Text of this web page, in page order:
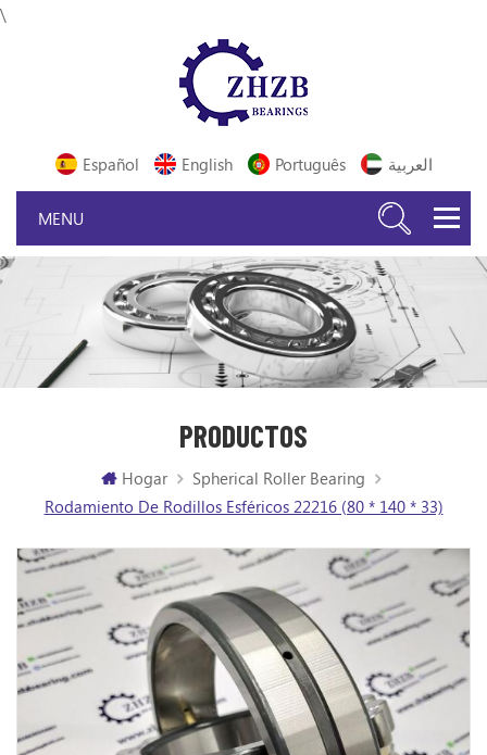
\
Español English Português العربية
PRODUCTOS
Hogar
Spherical Roller Bearing
Rodamiento De Rodillos Esféricos 22216 (80 * 140 * 33)